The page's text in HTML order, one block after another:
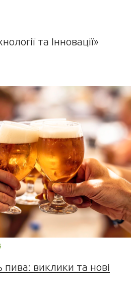
та Інновації»
виклики та нові